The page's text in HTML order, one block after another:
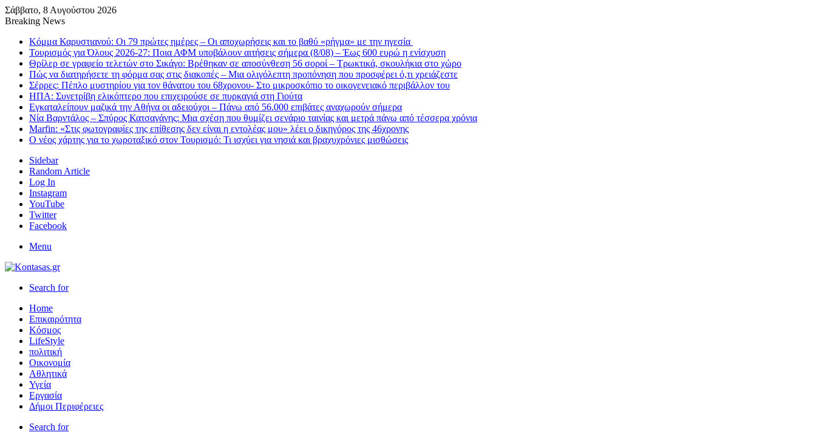
Σάββατο, 8 Αυγούστου 2026
Breaking News
Κόμμα Καρυστιανού: Οι 79 πρώτες ημέρες – Οι αποχωρήσεις και το βαθύ «ρήγμα» με την ηγεσία
Τουρισμός για Όλους 2026-27: Ποια ΑΦΜ υποβάλουν αιτήσεις σήμερα (8/08) – Έως 600 ευρώ η ενίσχυση
Θρίλερ σε γραφείο τελετών στο Σικάγο: Βρέθηκαν σε αποσύνθεση 56 σοροί – Τρωκτικά, σκουλήκια στο χώρο
Πώς να διατηρήσετε τη φόρμα σας στις διακοπές – Μια ολιγόλεπτη προπόνηση που προσφέρει ό,τι χρειάζεστε
Σέρρες: Πέπλο μυστηρίου για τον θάνατου του 68χρονου- Στο μικροσκόπιο το οικογενειακό περιβάλλον του
ΗΠΑ: Συνετρίβη ελικόπτερο που επιχειρούσε σε πυρκαγιά στη Γιούτα
Εγκαταλείπουν μαζικά την Αθήνα οι αδειούχοι – Πάνω από 56.000 επιβάτες αναχωρούν σήμερα
Νία Βαρντάλος – Σπύρος Κατσαγάνης: Μια σχέση που θυμίζει σενάριο ταινίας και μετρά πάνω από τέσσερα χρόνια
Marfin: «Στις φωτογραφίες της επίθεσης δεν είναι η εντολέας μου» λέει ο δικηγόρος της 46χρονης
Ο νέος χάρτης για το χωροταξικό στον Τουρισμό: Τι ισχύει για νησιά και βραχυχρόνιες μισθώσεις
Sidebar
Random Article
Log In
Instagram
YouTube
Twitter
Facebook
Menu
Search for
Home
Επικαιρότητα
Κόσμος
LifeStyle
πολιτική
Οικονομία
Αθλητικά
Υγεία
Εργασία
Δήμοι Περιφέρειες
Search for